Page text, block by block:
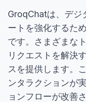
GroqChatは、デジ
ートを強化するた
です。さまざまな
リクエストを解決
スを提供します。
ンタラクションが
ョンフローが改善